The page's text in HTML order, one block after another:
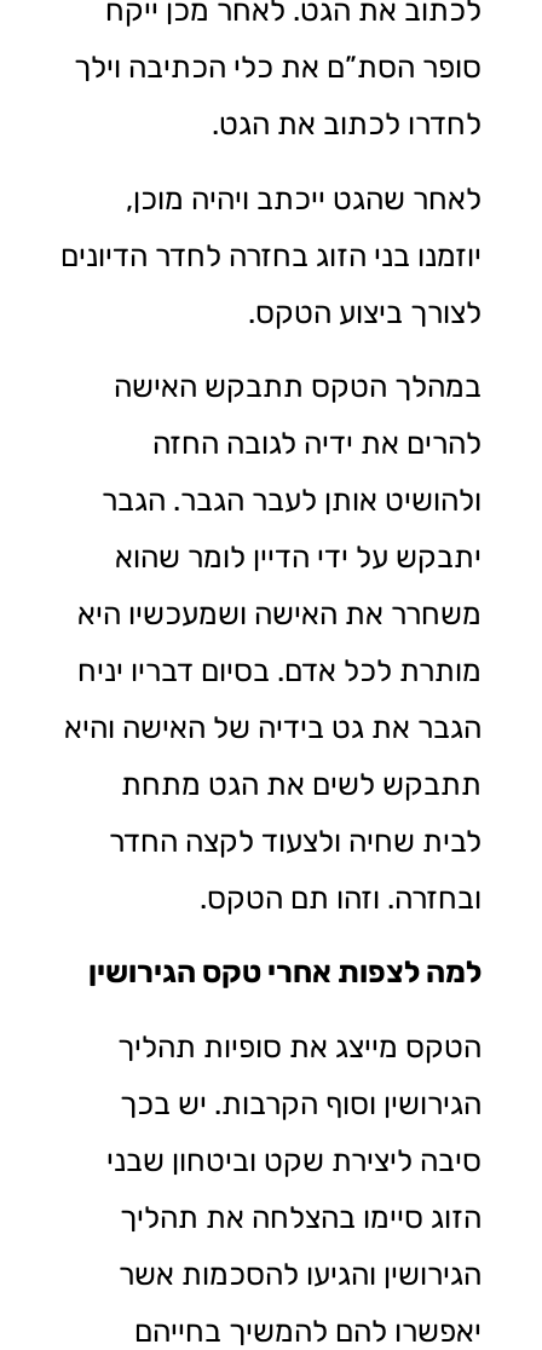
לכתוב את הגט. לאחר מכן ייקח
סופר הסת”ם את כלי הכתיבה וילך
לחדרו לכתוב את הגט.
לאחר שהגט ייכתב ויהיה מוכן,
יוזמנו בני הזוג בחזרה לחדר הדיונים
לצורך ביצוע הטקס.
במהלך הטקס תתבקש האישה
להרים את ידיה לגובה החזה
ולהושיט אותן לעבר הגבר. הגבר
יתבקש על ידי הדיין לומר שהוא
משחרר את האישה ושמעכשיו היא
מותרת לכל אדם. בסיום דבריו יניח
הגבר את גט בידיה של האישה והיא
תתבקש לשים את הגט מתחת
לבית שחיה ולצעוד לקצה החדר
ובחזרה. וזהו תם הטקס.
למה לצפות אחרי טקס הגירושין
הטקס מייצג את סופיות תהליך
הגירושין וסוף הקרבות. יש בכך
סיבה ליצירת שקט וביטחון שבני
הזוג סיימו בהצלחה את תהליך
הגירושין והגיעו להסכמות אשר
יאפשרו להם להמשיך בחייהם